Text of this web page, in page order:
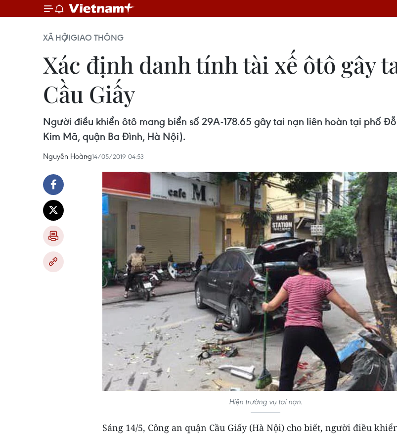
XÃ HỘIGIAO THÔNG
Xác định danh tính tài xế ôtô gây
Cầu Giấy
Người điều khiển ôtô mang biển số 29A-178.65 gây tai nạn liên hoàn tại phố
Kim Mã, quận Ba Đình, Hà Nội).
Nguyễn Hoàng14/05/2019 04:53
Hiện trường vụ tai nạn.
Sáng 14/5, Công an quận Cầu Giấy (Hà Nội) cho biết, người điều